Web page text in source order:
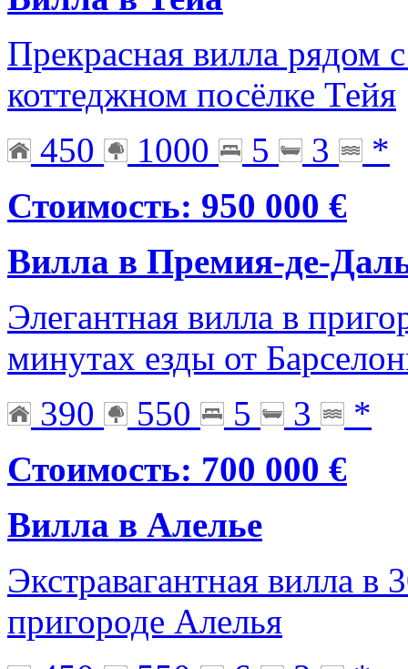
Прекрасная вилла рядом
коттеджном посёлке Тейя
450
1000 5 3
*
Стоимость: 950 000 €
Вилла в Премия-де-
Элегантная вилла в
минутах езды от
390
550 5 3
*
Стоимость: 700 000 €
Вилла в Алелье
Экстравагантная вилла
пригороде Алелья